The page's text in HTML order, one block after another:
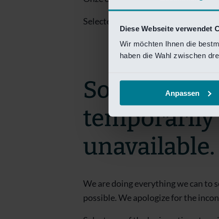
Diese Webseite verwendet
Wir möchten Ihnen die
haben die Wahl zwischen
Anpassen
Selecteer een van de login opties
Sorry! This
temporarily
unavailable.
We are doing everything we can to
possible. We apologize for the